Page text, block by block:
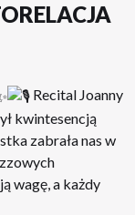
Recital Joanny
kwintesencją
zabrała nas w
wagę, a każdy